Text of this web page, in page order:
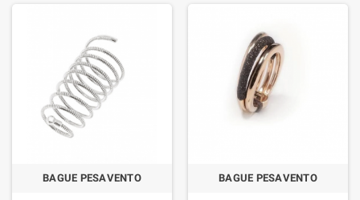
BAGUE PESAVENTO BAGUE PESAVENTO